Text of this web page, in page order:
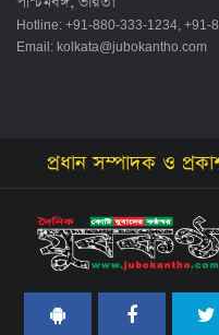
Hotline: +91-880-333-1234, +91-
Email: kolkata@jubokantho.com
প্রধান সম্পাদক ও